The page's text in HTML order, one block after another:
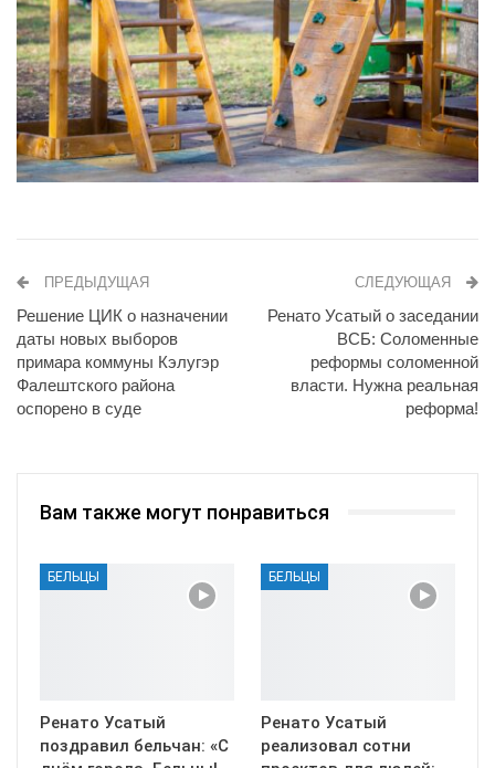
ПРЕДЫДУЩАЯ
Решение ЦИК о назначении
даты новых выборов
примара коммуны Кэлугэр
Фалештского района
оспорено в суде
СЛЕДУЮЩАЯ
Ренато Усатый о заседании
ВСБ: Соломенные
реформы соломенной
власти. Нужна реальная
реформа!
Вам также могут понравиться
БЕЛЬЦЫ
Ренато Усатый
поздравил бельчан: «С
БЕЛЬЦЫ
Ренато Усатый
реализовал сотни